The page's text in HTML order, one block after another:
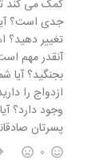
کمک می کند
جدی است؟ آیا
تغییر دهید؟
آنقدر مهم
بجنگید؟ آیا
ازدواج را
وجود دارد؟
پسر‌تان
0